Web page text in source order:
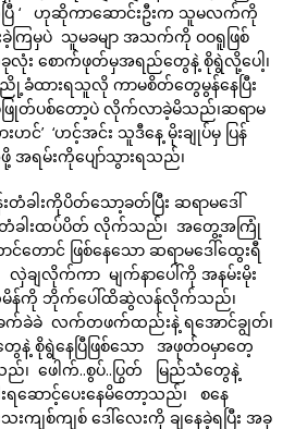
ြီ ‘ ဟုဆိုကာဆောင်းဦးက သူမလက်ကို
ကြမှပဲ သူမခမျာ အသက်ကို ဝဝရူဖြစ်
စောက်ဖုတ်မှအရည်တွေနဲ့ စိုရွဲလို့ပေါ့၊
ားရသူလို ကာမစိတ်တွေမွန်နေပြီး
ြုတ်ပစ်တော့ပဲ လိုက်လာခဲ့မိသည်၊ဆရာမ
င်’ ‘ဟင့်အင်း သူဒီနေ့ မိုးချုပ်မှ ပြန်
အရမ်းကိုပျော်သွားရသည်၊
ခါးကိုပိတ်သော့ခတ်ပြီး ဆရာမဒေါ်
းတံခါးထပ်ပိတ် လိုက်သည်၊ အတွေ့အကြုံ
တောင် ဖြစ်နေသော ဆရာမဒေါ်ထွေးရီ
ချလိုက်ကာ မျက်နာပေါ်ကို အနမ်းမိုး
မိန်ကို ဘိုက်ပေါ်ထိဆွဲလန်လိုက်သည်၊
ခဲခဲ လက်တဖက်ထည်းနဲ့ ရအောင်ချွတ်၊
နဲ့ စိုရွဲနေပြီဖြစ်သော အဖုတ်ဝမှာတေ့
၊ ဖေါက်..စွပ်..ပြွတ် မြည်သံတွေနဲ့
းရဆောင့်ပေးနေမိတော့သည်၊ စနေ
ကျစ်ကျစ် ဒေါ်လေးကို ချနေခဲ့ရပြီး အခု